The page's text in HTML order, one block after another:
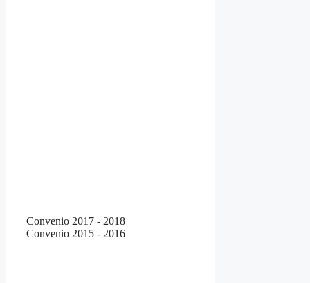
Convenio 2017 - 2018
Convenio 2015 - 2016